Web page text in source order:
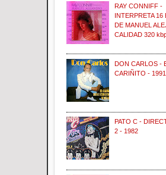
RAY CONNIFF -
INTERPRETA 16
DE MANUEL
CALIDAD 320
DON CARLOS -
CARIÑITO - 1991
PATO C -
2 - 1982